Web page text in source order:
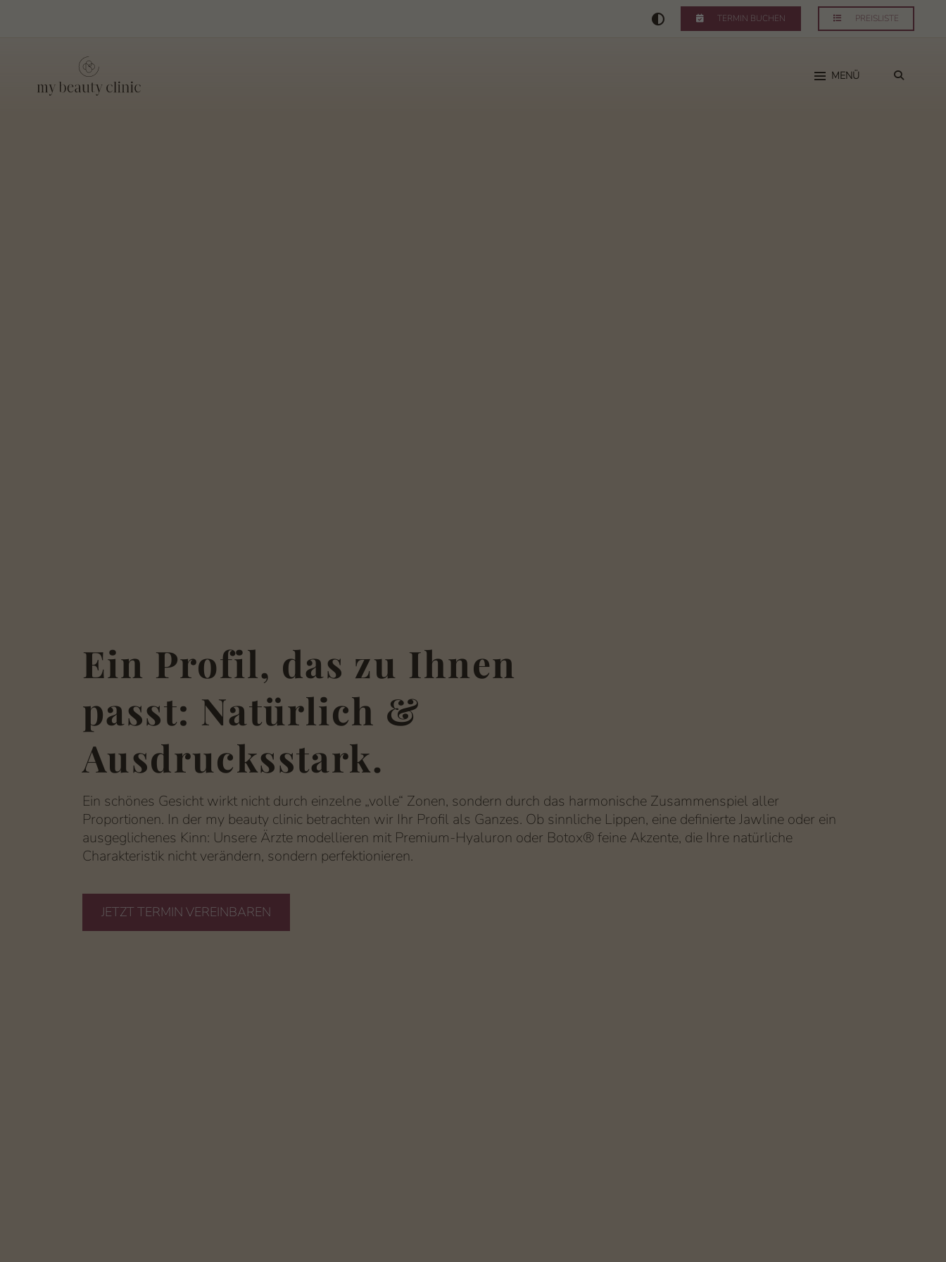
TERMIN BUCHEN PREISLISTE
MENÜ SUCHEN
Ein Profil, das zu Ihnen
passt: Natürlich &
Ausdrucksstark.
Ein schönes Gesicht wirkt nicht durch einzelne „volle“ Zonen, sondern durch das harmonische Zusammenspiel aller
Proportionen. In der my beauty clinic betrachten wir Ihr Profil als Ganzes. Ob sinnliche Lippen, eine definierte Jawline oder ein
ausgeglichenes Kinn: Unsere Ärzte modellieren mit Premium-Hyaluron oder Botox® feine Akzente, die Ihre natürliche
Charakteristik nicht verändern, sondern perfektionieren.
JETZT TERMIN VEREINBAREN